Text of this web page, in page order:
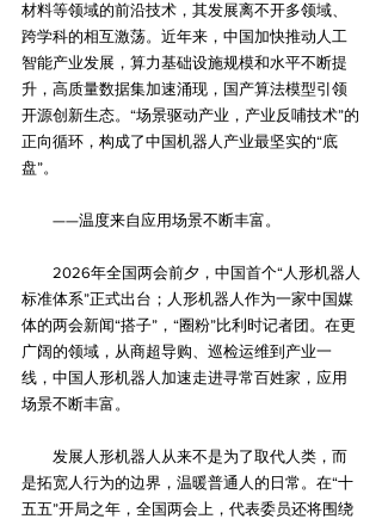
材料等领域的前沿技术，其发展离不开多领域、
跨学科的相互激荡。近年来，中国加快推动人工
智能产业发展，算力基础设施规模和水平不断提
升，高质量数据集加速涌现，国产算法模型引领
开源创新生态。“场景驱动产业，产业反哺技术”的
正向循环，构成了中国机器人产业最坚实的“底
盘”。
——温度来自应用场景不断丰富。
2026年全国两会前夕，中国首个“人形机器人
标准体系”正式出台；人形机器人作为一家中国媒
体的两会新闻“搭子”，“圈粉”比利时记者团。在更
广阔的领域，从商超导购、巡检运维到产业一
线，中国人形机器人加速走进寻常百姓家，应用
场景不断丰富。
发展人形机器人从来不是为了取代人类，而
是拓宽人行为的边界，温暖普通人的日常。在“十
五五”开局之年，全国两会上，代表委员还将围绕